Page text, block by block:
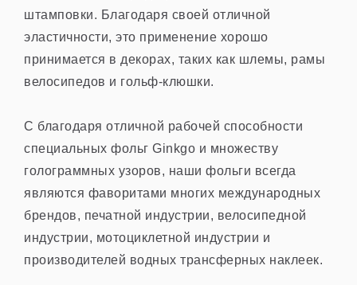
штамповки. Благодаря своей отличной
эластичности, это применение хорошо
принимается в декорах, таких как шлемы, рамы
велосипедов и гольф-клюшки.
С благодаря отличной рабочей способности
специальных фольг Ginkgo и множеству
голограммных узоров, наши фольги всегда
являются фаворитами многих международных
брендов, печатной индустрии, велосипедной
индустрии, мотоциклетной индустрии и
производителей водных трансферных наклеек.